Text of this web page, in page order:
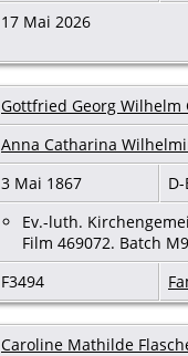
17 Mai 2026
Gottfried Georg Wilhelm
Anna Catharina
3 Mai 1867
Ev.-luth.
Film 469072. Batch
F3494
Caroline Mathilde